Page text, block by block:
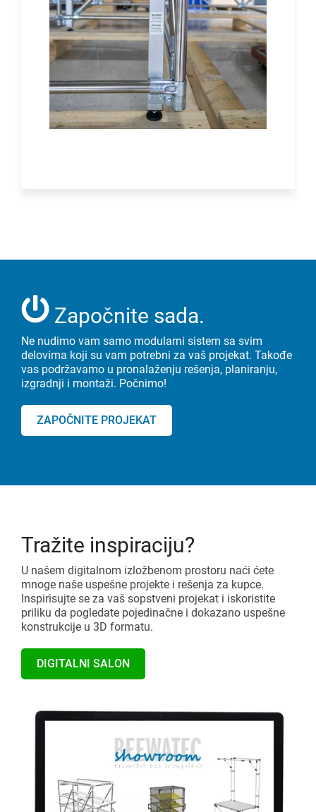
Započnite sada.
Ne nudimo vam samo modularni sistem sa svim
delovima koji su vam potrebni za vaš projekat. Takođe
vas podržavamo u pronalaženju rešenja, planiranju,
izgradnji i montaži. Počnimo!
ZAPOČNITE PROJEKAT
Tražite inspiraciju?
U našem digitalnom izložbenom prostoru naći ćete
mnoge naše uspešne projekte i rešenja za kupce.
Inspirisujte se za vaš sopstveni projekat i iskoristite
priliku da pogledate pojedinačne i dokazano uspešne
konstrukcije u 3D formatu.
DIGITALNI SALON